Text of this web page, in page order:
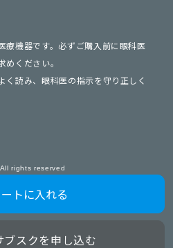
トに入れる
ブスクを申し込む
療機器です。必ずご購入前に眼科医
ください。
く読み、眼科医の指示を守り正しく
rights reserved